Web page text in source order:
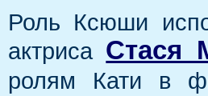
Роль Ксюши
актриса Стася
ролям Кати в